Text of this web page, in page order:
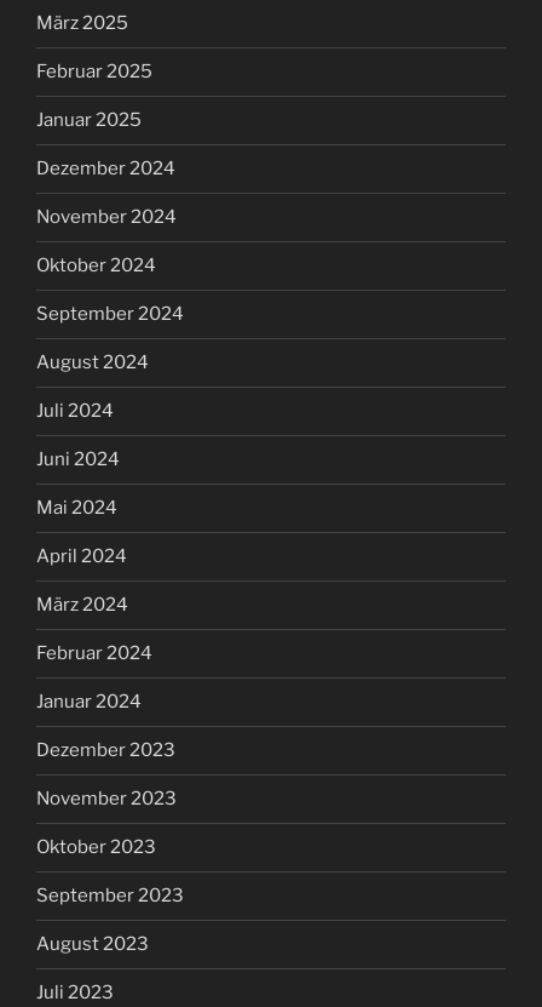
März 2025
Februar 2025
Januar 2025
Dezember 2024
November 2024
Oktober 2024
September 2024
August 2024
Juli 2024
Juni 2024
Mai 2024
April 2024
März 2024
Februar 2024
Januar 2024
Dezember 2023
November 2023
Oktober 2023
September 2023
August 2023
Juli 2023